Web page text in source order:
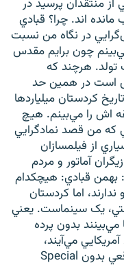
منتقدان پرسيد در
اند. چرا؟ قبادي
در نگاه من نسبت
چون برايم مقدس
هرچند که
است در همين حد
تاريخ کردستان ميلياردها
است و من فقط 96 دقيقه اش را مي‌بينم. هيچ
که من قصد نمادگرايي
از فيلمسازان
آماتور و مردم
بهمن قبادي: هيچکدام
اما کردستان
يک سينماست. يعني
بدون پرده
مي‌آيند،
جيمزباند ها رد مي‌شوند، انفجارهاي واقعي بدون Special